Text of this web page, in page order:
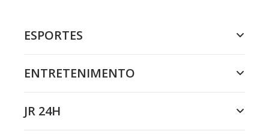
ESPORTES
ENTRETENIMENTO
JR 24H